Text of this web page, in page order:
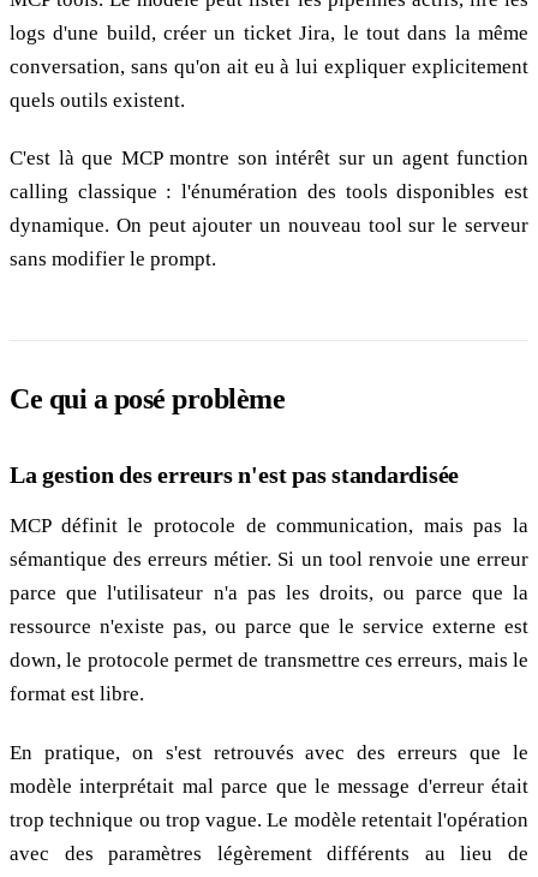
logs d'une build, créer un ticket Jira, le tout dans la même
conversation, sans qu'on ait eu à lui expliquer explicitement
quels outils existent.
C'est là que MCP montre son intérêt sur un agent function
calling classique : l'énumération des tools disponibles est
dynamique. On peut ajouter un nouveau tool sur le serveur
sans modifier le prompt.
Ce qui a posé problème
La gestion des erreurs n'est pas standardisée
MCP définit le protocole de communication, mais pas la
sémantique des erreurs métier. Si un tool renvoie une erreur
parce que l'utilisateur n'a pas les droits, ou parce que la
ressource n'existe pas, ou parce que le service externe est
down, le protocole permet de transmettre ces erreurs, mais le
format est libre.
En pratique, on s'est retrouvés avec des erreurs que le
modèle interprétait mal parce que le message d'erreur était
trop technique ou trop vague. Le modèle retentait l'opération
avec des paramètres légèrement différents au lieu de